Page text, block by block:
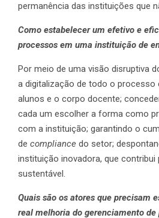
permanência das instituições que
Como estabelecer um efetivo e
processos em uma instituição de
Por meio de uma visão disruptiva
a digitalização de todo o processo
alunos e o corpo docente;
cada um escolher a forma como
com a instituição; garantindo o
de compliance do setor;
instituição inovadora, que contribui
sustentável.
Quais são os atores que precisam
real melhoria do gerenciamento de